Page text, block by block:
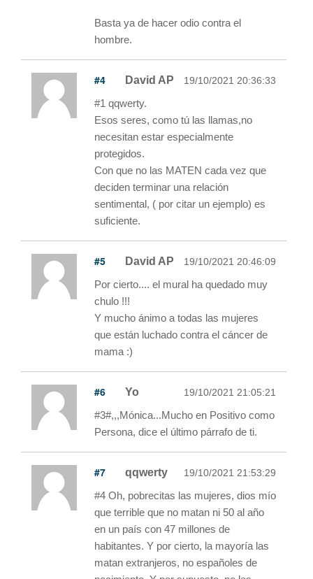
Basta ya de hacer odio contra el
hombre.
#4 David AP 19/10/2021 20:36:33
#1 qqwerty.
Esos seres, como tú las llamas,no
necesitan estar especialmente
protegidos.
Con que no las MATEN cada vez que
deciden terminar una relación
sentimental, ( por citar un ejemplo) es
suficiente.
#5 David AP 19/10/2021 20:46:09
Por cierto.... el mural ha quedado muy
chulo !!!
Y mucho ánimo a todas las mujeres
que están luchado contra el cáncer de
mama :)
#6 Yo 19/10/2021 21:05:21
#3#,,,Mónica...Mucho en Positivo como
Persona, dice el último párrafo de ti.
#7 qqwerty 19/10/2021 21:53:29
#4 Oh, pobrecitas las mujeres, dios mío
que terrible que no matan ni 50 al año
en un país con 47 millones de
habitantes. Y por cierto, la mayoría las
matan extranjeros, no españoles de